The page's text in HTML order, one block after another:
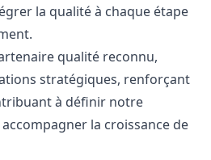
la qualité à chaque étape
qualité reconnu,
stratégiques, renforçant
à définir notre
la croissance de